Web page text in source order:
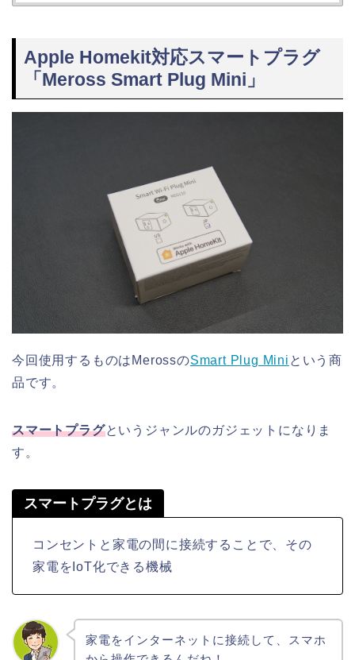
Apple Homekit対応スマートプラグ
「Meross Smart Plug Mini」
今回使用するものはMerossのSmart Plug Mini という商
品です。
スマートプラグというジャンルのガジェットになりま
す。
スマートプラグとは
コンセントと家電の間に接続することで、その
家電をIoT化できる機械
家電をインターネットに接続して、スマホ